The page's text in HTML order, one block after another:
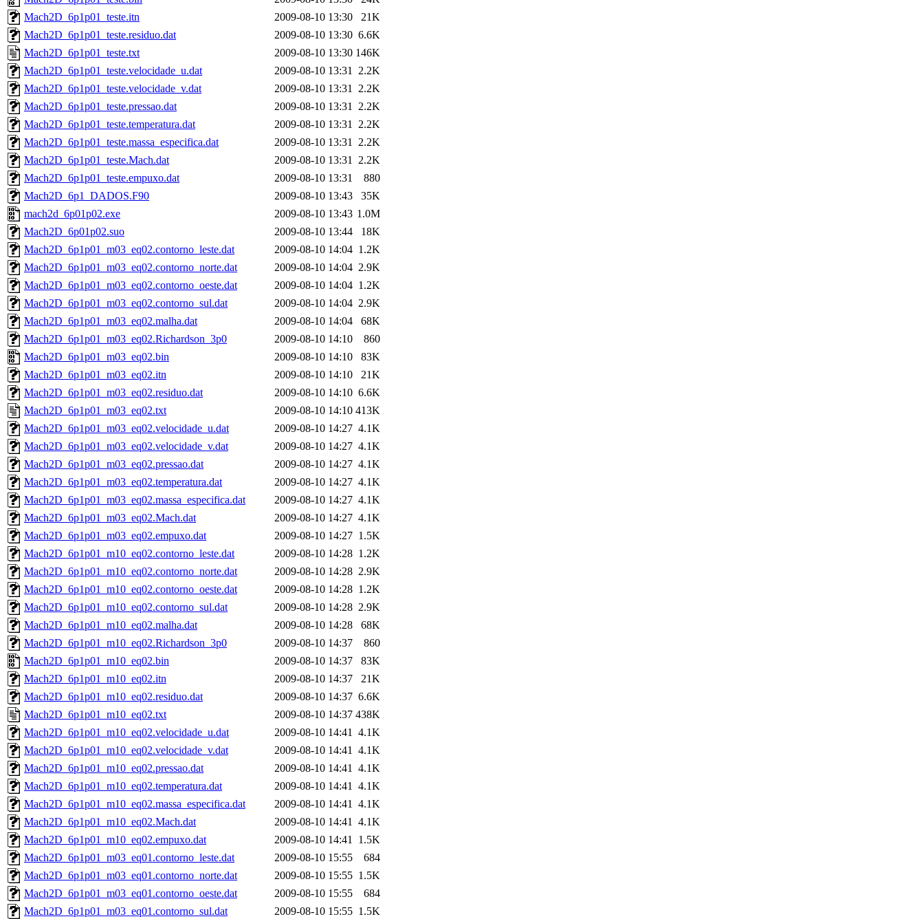
Mach2D_6p1p01_teste.itn
2009-08-10 13:30
21K
Mach2D_6p1p01_teste.residuo.dat
2009-08-10 13:30 6.6K
Mach2D_6p1p01_teste.txt
2009-08-10 13:30 146K
Mach2D_6p1p01_teste.velocidade_u.dat
2009-08-10 13:31 2.2K
Mach2D_6p1p01_teste.velocidade_v.dat
2009-08-10 13:31 2.2K
Mach2D_6p1p01_teste.pressao.dat
2009-08-10 13:31 2.2K
Mach2D_6p1p01_teste.temperatura.dat
2009-08-10 13:31 2.2K
Mach2D_6p1p01_teste.massa_especifica.dat
2009-08-10 13:31 2.2K
Mach2D_6p1p01_teste.Mach.dat
2009-08-10 13:31 2.2K
Mach2D_6p1p01_teste.empuxo.dat
2009-08-10 13:31
880
Mach2D_6p1_DADOS.F90
2009-08-10 13:43
35K
mach2d_6p01p02.exe
2009-08-10 13:43 1.0M
Mach2D_6p01p02.suo
2009-08-10 13:44
18K
Mach2D_6p1p01_m03_eq02.contorno_leste.dat
2009-08-10 14:04 1.2K
Mach2D_6p1p01_m03_eq02.contorno_norte.dat
2009-08-10 14:04 2.9K
Mach2D_6p1p01_m03_eq02.contorno_oeste.dat
2009-08-10 14:04 1.2K
Mach2D_6p1p01_m03_eq02.contorno_sul.dat
2009-08-10 14:04 2.9K
Mach2D_6p1p01_m03_eq02.malha.dat
2009-08-10 14:04
68K
Mach2D_6p1p01_m03_eq02.Richardson_3p0
2009-08-10 14:10
860
Mach2D_6p1p01_m03_eq02.bin
2009-08-10 14:10
83K
Mach2D_6p1p01_m03_eq02.itn
2009-08-10 14:10
21K
Mach2D_6p1p01_m03_eq02.residuo.dat
2009-08-10 14:10 6.6K
Mach2D_6p1p01_m03_eq02.txt
2009-08-10 14:10 413K
Mach2D_6p1p01_m03_eq02.velocidade_u.dat
2009-08-10 14:27 4.1K
Mach2D_6p1p01_m03_eq02.velocidade_v.dat
2009-08-10 14:27 4.1K
Mach2D_6p1p01_m03_eq02.pressao.dat
2009-08-10 14:27 4.1K
Mach2D_6p1p01_m03_eq02.temperatura.dat
2009-08-10 14:27 4.1K
Mach2D_6p1p01_m03_eq02.massa_especifica.dat
2009-08-10 14:27 4.1K
Mach2D_6p1p01_m03_eq02.Mach.dat
2009-08-10 14:27 4.1K
Mach2D_6p1p01_m03_eq02.empuxo.dat
2009-08-10 14:27 1.5K
Mach2D_6p1p01_m10_eq02.contorno_leste.dat
2009-08-10 14:28 1.2K
Mach2D_6p1p01_m10_eq02.contorno_norte.dat
2009-08-10 14:28 2.9K
Mach2D_6p1p01_m10_eq02.contorno_oeste.dat
2009-08-10 14:28 1.2K
Mach2D_6p1p01_m10_eq02.contorno_sul.dat
2009-08-10 14:28 2.9K
Mach2D_6p1p01_m10_eq02.malha.dat
2009-08-10 14:28
68K
Mach2D_6p1p01_m10_eq02.Richardson_3p0
2009-08-10 14:37
860
Mach2D_6p1p01_m10_eq02.bin
2009-08-10 14:37
83K
Mach2D_6p1p01_m10_eq02.itn
2009-08-10 14:37
21K
Mach2D_6p1p01_m10_eq02.residuo.dat
2009-08-10 14:37 6.6K
Mach2D_6p1p01_m10_eq02.txt
2009-08-10 14:37 438K
Mach2D_6p1p01_m10_eq02.velocidade_u.dat
2009-08-10 14:41 4.1K
Mach2D_6p1p01_m10_eq02.velocidade_v.dat
2009-08-10 14:41 4.1K
Mach2D_6p1p01_m10_eq02.pressao.dat
2009-08-10 14:41 4.1K
Mach2D_6p1p01_m10_eq02.temperatura.dat
2009-08-10 14:41 4.1K
Mach2D_6p1p01_m10_eq02.massa_especifica.dat
2009-08-10 14:41 4.1K
Mach2D_6p1p01_m10_eq02.Mach.dat
2009-08-10 14:41 4.1K
Mach2D_6p1p01_m10_eq02.empuxo.dat
2009-08-10 14:41 1.5K
Mach2D_6p1p01_m03_eq01.contorno_leste.dat
2009-08-10 15:55
684
Mach2D_6p1p01_m03_eq01.contorno_norte.dat
2009-08-10 15:55 1.5K
Mach2D_6p1p01_m03_eq01.contorno_oeste.dat
2009-08-10 15:55
684
Mach2D_6p1p01_m03_eq01.contorno_sul.dat
2009-08-10 15:55 1.5K